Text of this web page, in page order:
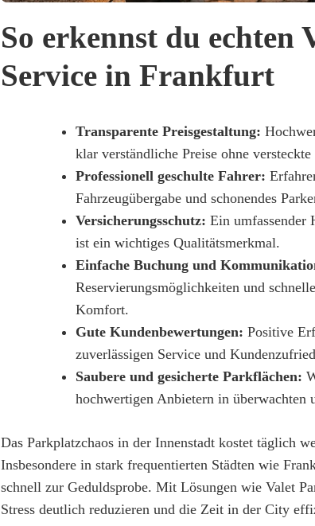
So erkennst du echten
Service in Frankfurt
Transparente Preisgestaltung:
klar verständliche Preise ohne versteckte
Professionell geschulte Fahrer:
Fahrzeugübergabe und schonendes
Versicherungsschutz: Ein umfassender
ist ein wichtiges Qualitätsmerkmal.
Einfache Buchung und
Reservierungsmöglichkeiten und
Komfort.
Gute Kundenbewertungen: Positive
zuverlässigen Service und
Saubere und gesicherte Parkflächen:
hochwertigen Anbietern in überwachten
Das Parkplatzchaos in der Innenstadt kostet täglich
Insbesondere in stark frequentierten Städten wie
schnell zur Geduldsprobe. Mit Lösungen wie Valet
Stress deutlich reduzieren und die Zeit in der City